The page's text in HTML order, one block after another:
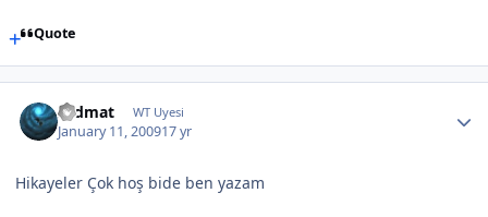
Quote
sadmat WT Uyesi
January 11, 200917 yr
Hikayeler Çok hoş bide ben yazam